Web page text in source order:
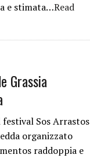
e stimata…Read
Grassia
Sos Arrastos
organizzato
raddoppia e